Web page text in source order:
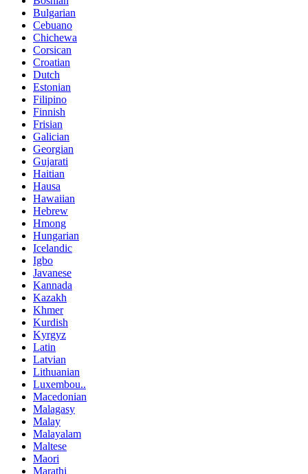
Bulgarian
Cebuano
Chichewa
Corsican
Croatian
Dutch
Estonian
Filipino
Finnish
Frisian
Galician
Georgian
Gujarati
Haitian
Hausa
Hawaiian
Hebrew
Hmong
Hungarian
Icelandic
Igbo
Javanese
Kannada
Kazakh
Khmer
Kurdish
Kyrgyz
Latin
Latvian
Lithuanian
Luxembou..
Macedonian
Malagasy
Malay
Malayalam
Maltese
Maori
Marathi